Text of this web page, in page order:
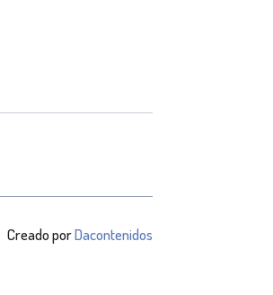
Creado porDacontenidos